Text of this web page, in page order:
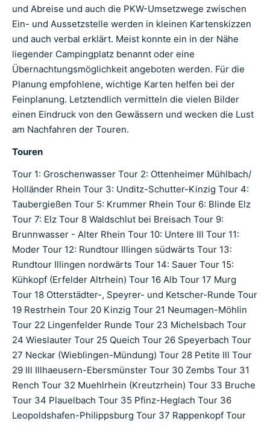
und Abreise und auch die PKW-Umsetzwege zwischen
Ein- und Aussetzstelle werden in kleinen Kartenskizzen
und auch verbal erklärt. Meist konnte ein in der Nähe
liegender Campingplatz benannt oder eine
Übernachtungsmöglichkeit angeboten werden. Für die
Planung empfohlene, wichtige Karten helfen bei der
Feinplanung. Letztendlich vermitteln die vielen Bilder
einen Eindruck von den Gewässern und wecken die Lust
am Nachfahren der Touren.
Touren
Tour 1: Groschenwasser Tour 2: Ottenheimer Mühlbach/
Holländer Rhein Tour 3: Unditz-Schutter-Kinzig Tour 4:
Taubergießen Tour 5: Krummer Rhein Tour 6: Blinde Elz
Tour 7: Elz Tour 8 Waldschlut bei Breisach Tour 9:
Brunnwasser - Alter Rhein Tour 10: Untere Ill Tour 11:
Moder Tour 12: Rundtour Illingen südwärts Tour 13:
Rundtour Illingen nordwärts Tour 14: Sauer Tour 15:
Kühkopf (Erfelder Altrhein) Tour 16 Alb Tour 17 Murg
Tour 18 Otterstädter-, Speyrer- und Ketscher-Runde Tour
19 Restrhein Tour 20 Kinzig Tour 21 Neumagen-Möhlin
Tour 22 Lingenfelder Runde Tour 23 Michelsbach Tour
24 Wieslauter Tour 25 Queich Tour 26 Speyerbach Tour
27 Neckar (Wieblingen-Mündung) Tour 28 Petite Ill Tour
29 Ill Illhaeusern-Ebersmünster Tour 30 Zembs Tour 31
Rench Tour 32 Muehlrhein (Kreutzrhein) Tour 33 Bruche
Tour 34 Plauelbach Tour 35 Pfinz-Heglach Tour 36
Leopoldshafen-Philippsburg Tour 37 Rappenkopf Tour